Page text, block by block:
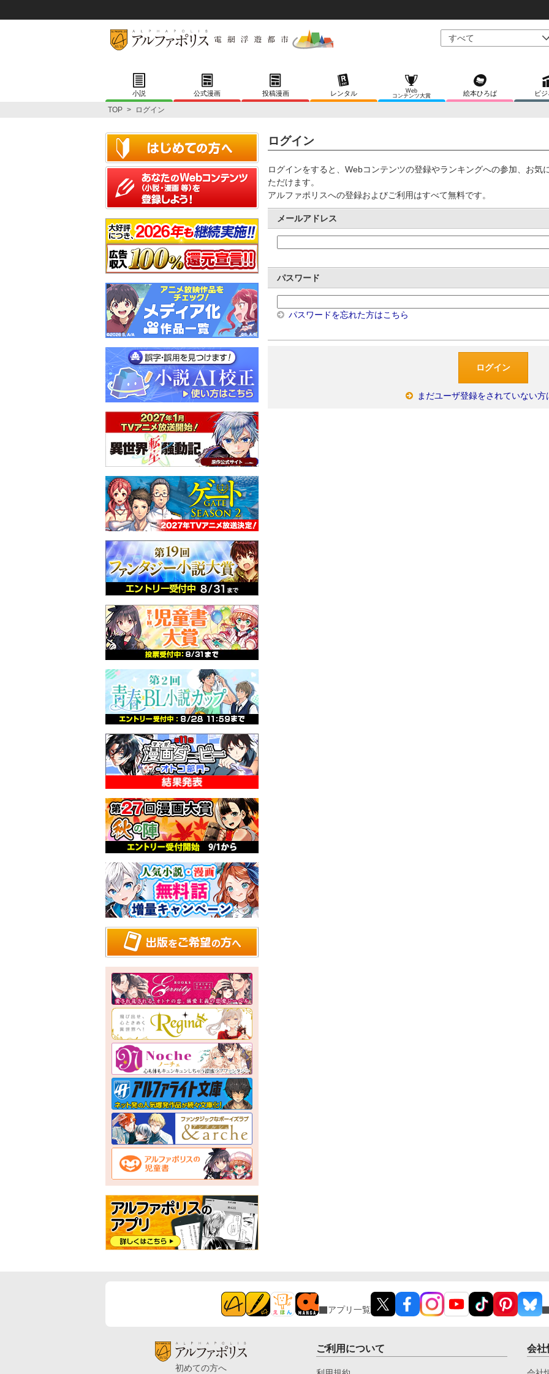
小説 公式漫画 投稿漫画 レンタル
Web
コンテンツ大賞
絵本ひろば ビ
TOP > ログイン
ログイン
ログインをすると、Webコンテンツの登録やランキングへの参加、お気
ただけます。
アルファポリスへの登録およびご利用はすべて無料です。
メールアドレス
パスワード
パスワードを忘れた方はこちら
まだユーザ登録をされていない方
アプリ一覧
初めての方へ
ご利用について 会社